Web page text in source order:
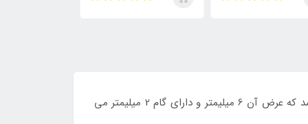
تسمه، حلقه ایست که میتواند عمل تبادل نیرو مابین چند شفت را انجام دهد. تسمه GT2-6 یک تسمه تایم دندانه دار می باشد که عرض آن 6 میلیمتر و دارای گام 2 میلیمتر می